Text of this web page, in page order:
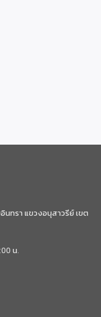
นทรา แขวงอนุสาวรีย์ เขต
น.